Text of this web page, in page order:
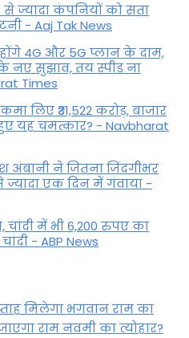
ज्यादा कंपनियों को सता
- Aaj Tak News
4G और 5G प्लान के दाम,
नए सुझाव, तय स्पीड ना
Times
लिए ₹31,522 करोड़, बाजार
यह चमत्कार? - Navbharat
अंबानी ने जितना जिंदगीभर
एक दिन में गंवाया -
में भी 6,200 रुपए का
- ABP News
मिलेगा भगवान राम का
राम नवमी का त्योहार?